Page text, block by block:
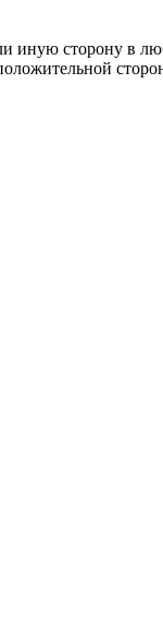
иную сторону в